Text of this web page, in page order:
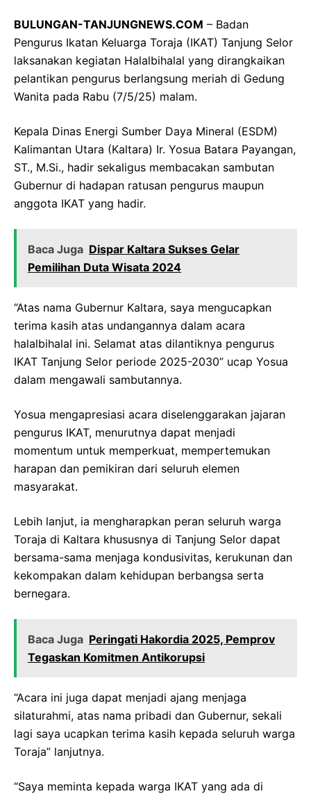
BULUNGAN-TANJUNGNEWS.COM – Badan
Pengurus Ikatan Keluarga Toraja (IKAT) Tanjung Selor
laksanakan kegiatan Halalbihalal yang dirangkaikan
pelantikan pengurus berlangsung meriah di Gedung
Wanita pada Rabu (7/5/25) malam.
Kepala Dinas Energi Sumber Daya Mineral (ESDM)
Kalimantan Utara (Kaltara) Ir. Yosua Batara Payangan,
ST., M.Si., hadir sekaligus membacakan sambutan
Gubernur di hadapan ratusan pengurus maupun
anggota IKAT yang hadir.
Baca Juga Dispar Kaltara Sukses Gelar
Pemilihan Duta Wisata 2024
“Atas nama Gubernur Kaltara, saya mengucapkan
terima kasih atas undangannya dalam acara
halalbihalal ini. Selamat atas dilantiknya pengurus
IKAT Tanjung Selor periode 2025-2030” ucap Yosua
dalam mengawali sambutannya.
Yosua mengapresiasi acara diselenggarakan jajaran
pengurus IKAT, menurutnya dapat menjadi
momentum untuk memperkuat, mempertemukan
harapan dan pemikiran dari seluruh elemen
masyarakat.
Lebih lanjut, ia mengharapkan peran seluruh warga
Toraja di Kaltara khususnya di Tanjung Selor dapat
bersama-sama menjaga kondusivitas, kerukunan dan
kekompakan dalam kehidupan berbangsa serta
bernegara.
Baca Juga Peringati Hakordia 2025, Pemprov
Tegaskan Komitmen Antikorupsi
“Acara ini juga dapat menjadi ajang menjaga
silaturahmi, atas nama pribadi dan Gubernur, sekali
lagi saya ucapkan terima kasih kepada seluruh warga
Toraja” lanjutnya.
“Saya meminta kepada warga IKAT yang ada di